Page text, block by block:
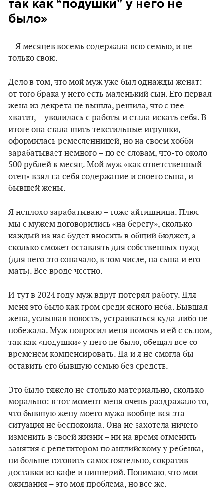
так как “подушки” у него не
было»
– Я месяцев восемь содержала всю семью, и не
только свою.
Дело в том, что мой муж уже был однажды женат:
от того брака у него есть маленький сын. Его первая
жена из декрета не вышла, решила, что с нее
хватит, – уволилась с работы и стала искать себя. В
итоге она стала шить текстильные игрушки,
оформилась ремесленницей, но на своем хобби
зарабатывает немного – по ее словам, что-то около
500 рублей в месяц. Мой муж «как ответственный
отец» взял на себя содержание и своего сына, и
бывшей жены.
Я неплохо зарабатываю – тоже айтишница. Плюс
мы с мужем договорились «на берегу», сколько
каждый из нас будет вносить в общий бюджет, а
сколько сможет оставлять для собственных нужд
(для него это означало, в том числе, на сына и его
мать). Все вроде честно.
И тут в 2024 году муж вдруг потерял работу. Для
меня это было как гром среди ясного неба. Бывшая
жена, услышав новость, устраиваться куда-либо не
побежала. Муж попросил меня помочь и ей с сыном,
так как «подушки» у него не было, обещал всё со
временем компенсировать. Да и я не смогла бы
оставить его бывшую семью без средств.
Это было тяжело не столько материально, сколько
морально: в тот момент меня очень раздражало то,
что бывшую жену моего мужа вообще вся эта
ситуация не беспокоила. Она не захотела ничего
изменить в своей жизни – ни на время отменить
занятия с репетитором по английскому у ребенка,
ни больше готовить самостоятельно, сократив
доставки из кафе и пиццерий. Понимаю, что мои
ожидания – это моя проблема, но все же.